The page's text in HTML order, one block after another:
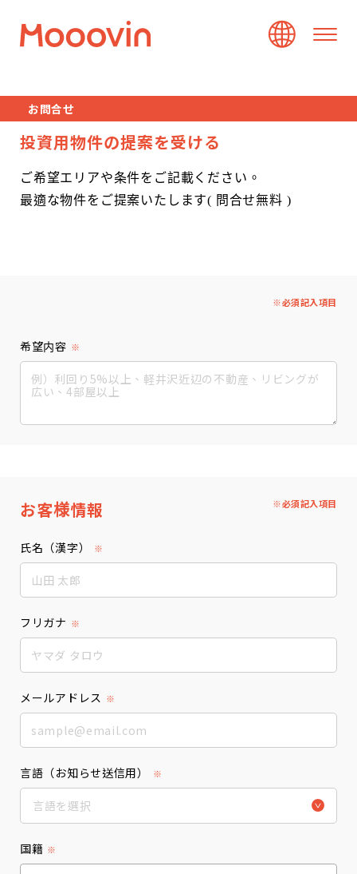
お問合せ
投資用物件の提案を受ける
ご希望エリアや条件をご記載ください。
最適な物件をご提案いたします( 問合せ無料 )
※必須記入項目
希望内容 ※
お客様情報 ※必須記入項目
氏名（漢字） ※
フリガナ ※
メールアドレス ※
言語（お知らせ送信用） ※
言語を選択
简体中文
国籍 ※